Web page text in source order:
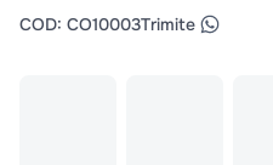
COD: CO10003Trimite